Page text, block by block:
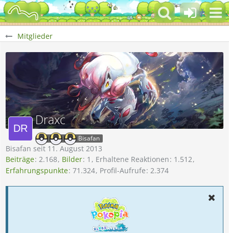
Mitglieder
Draxc
Bisafan
Bisafan seit 11. August 2013
Beiträge 2.168 Bilder 1 Erhaltene Reaktionen 1.512
Erfahrungspunkte 71.324 Profil-Aufrufe 2.374